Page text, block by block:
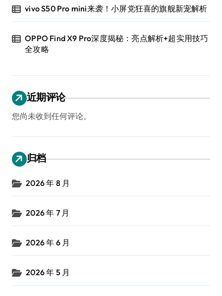
vivo S50 Pro mini来袭！小屏党狂喜的旗舰新宠解析
OPPO Find X9 Pro深度揭秘：亮点解析+超实用技巧
全攻略
近期评论
您尚未收到任何评论。
归档
2026 年 8 月
2026 年 7 月
2026 年 6 月
2026 年 5 月